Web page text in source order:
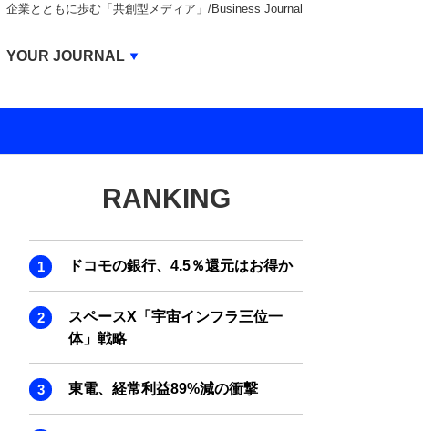
業とともに歩む「共創型メディア」/Business Journal
RANKING
ドコモの銀行、4.5％還元はお得か
スペースX「宇宙インフラ三位一
体」戦略
東電、経常利益89%減の衝撃
YOUR JOURNAL
BUSINESS JOURNAL
IVS JOURNAL
ENERGY MANAGEMENT JOURNAL
INBOUND JOURNAL
LIFE ENDING JOURNAL
AI JOURNAL
REAL ESTATE BROKERAGE JOURNAL
SMART MARKETING JOURNAL